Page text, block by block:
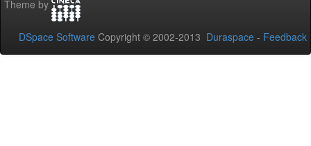
Theme by
DSpace Software Copyright © 2002-2013 Duraspace - Feedback